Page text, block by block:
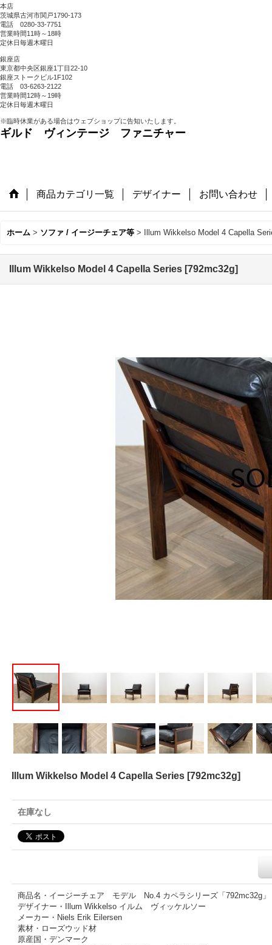
本店
茨城県古河市関戸1790-173
電話 0280-33-7751
営業時間11時～18時
定休日毎週木曜日
銀座店
東京都中央区銀座1丁目22-10
銀座ストークビル1F102
電話 03-6263-2122
営業時間12時～19時
定休日毎週木曜日
※臨時休業がある場合はウェブショップに告知いたします。
ギルド ヴィンテージ ファニチャー
商品カテゴリ一覧 デザイナー お問い合わせ
ホーム > ソファ / イージーチェア等 > Illum Wikkelso Model 4 Capella
Illum Wikkelso Model 4 Capella Series [792mc32g]
Illum Wikkelso Model 4 Capella Series [792mc32g]
在庫なし
商品名・イージーチェア モデル No.4 カペラシリーズ「792mc32g」
デザイナー・Illum Wikkelso イルム ヴィッケルソー
メーカー・Niels Erik Eilersen
素材・ローズウッド材
原産国・デンマーク